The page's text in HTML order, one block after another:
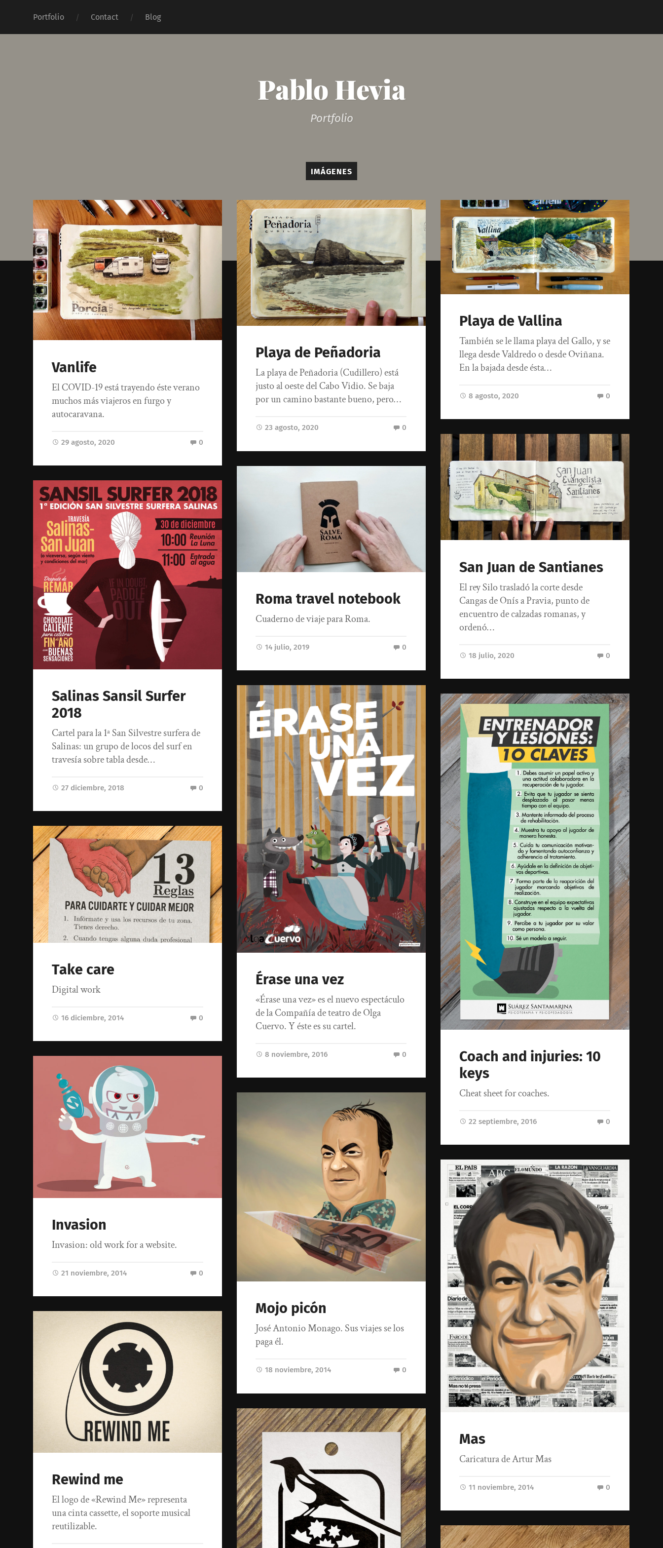
Portfolio Contact Blog
Pablo Hevia
Portfolio
IMÁGENES
Vanlife
El COVID-19 está trayendo éste verano
muchos más viajeros en furgo y
autocaravana.
29 agosto, 2020 0
Playa de Peñadoria
La playa de Peñadoria (Cudillero) está
justo al oeste del Cabo Vidio. Se baja
por un camino bastante bueno, pero…
23 agosto, 2020 0
Playa de Vallina
También se le llama playa del Gallo, y se
llega desde Valdredo o desde Oviñana.
En la bajada desde ésta…
8 agosto, 2020 0
San Juan de Santianes
El rey Silo trasladó la corte desde
Cangas de Onís a Pravia, punto de
encuentro de calzadas romanas, y
ordenó…
18 julio, 2020 0
Roma travel notebook
Cuaderno de viaje para Roma.
14 julio, 2019 0
Salinas Sansil Surfer
2018
Cartel para la 1ª San Silvestre surfera de
Salinas: un grupo de locos del surf en
travesía sobre tabla desde…
27 diciembre, 2018 0
Érase una vez
«Érase una vez» es el nuevo espectáculo
de la Compañía de teatro de Olga
Cuervo. Y éste es su cartel.
8 noviembre, 2016 0
Coach and injuries: 10
keys
Cheat sheet for coaches.
22 septiembre, 2016 0
Take care
Digital work
16 diciembre, 2014 0
Invasion
Invasion: old work for a website.
21 noviembre, 2014 0
Mojo picón
José Antonio Monago. Sus viajes se los
paga él.
18 noviembre, 2014 0
Mas
Caricatura de Artur Mas
11 noviembre, 2014 0
Rewind me
El logo de «Rewind Me» representa
una cinta cassette, el soporte musical
reutilizable.